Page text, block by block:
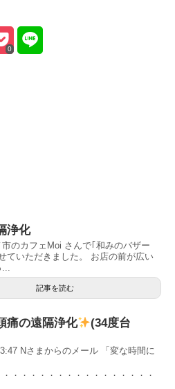
0
浄化
のカフェMoi さんで｢和みのバザー
ていただきました。 お店の前が広い
...
記事を読む
痛の遠隔浄化
(34度台
Nさまからのメール 「変な時間に
．．．．．．．．．．．．．．．．．